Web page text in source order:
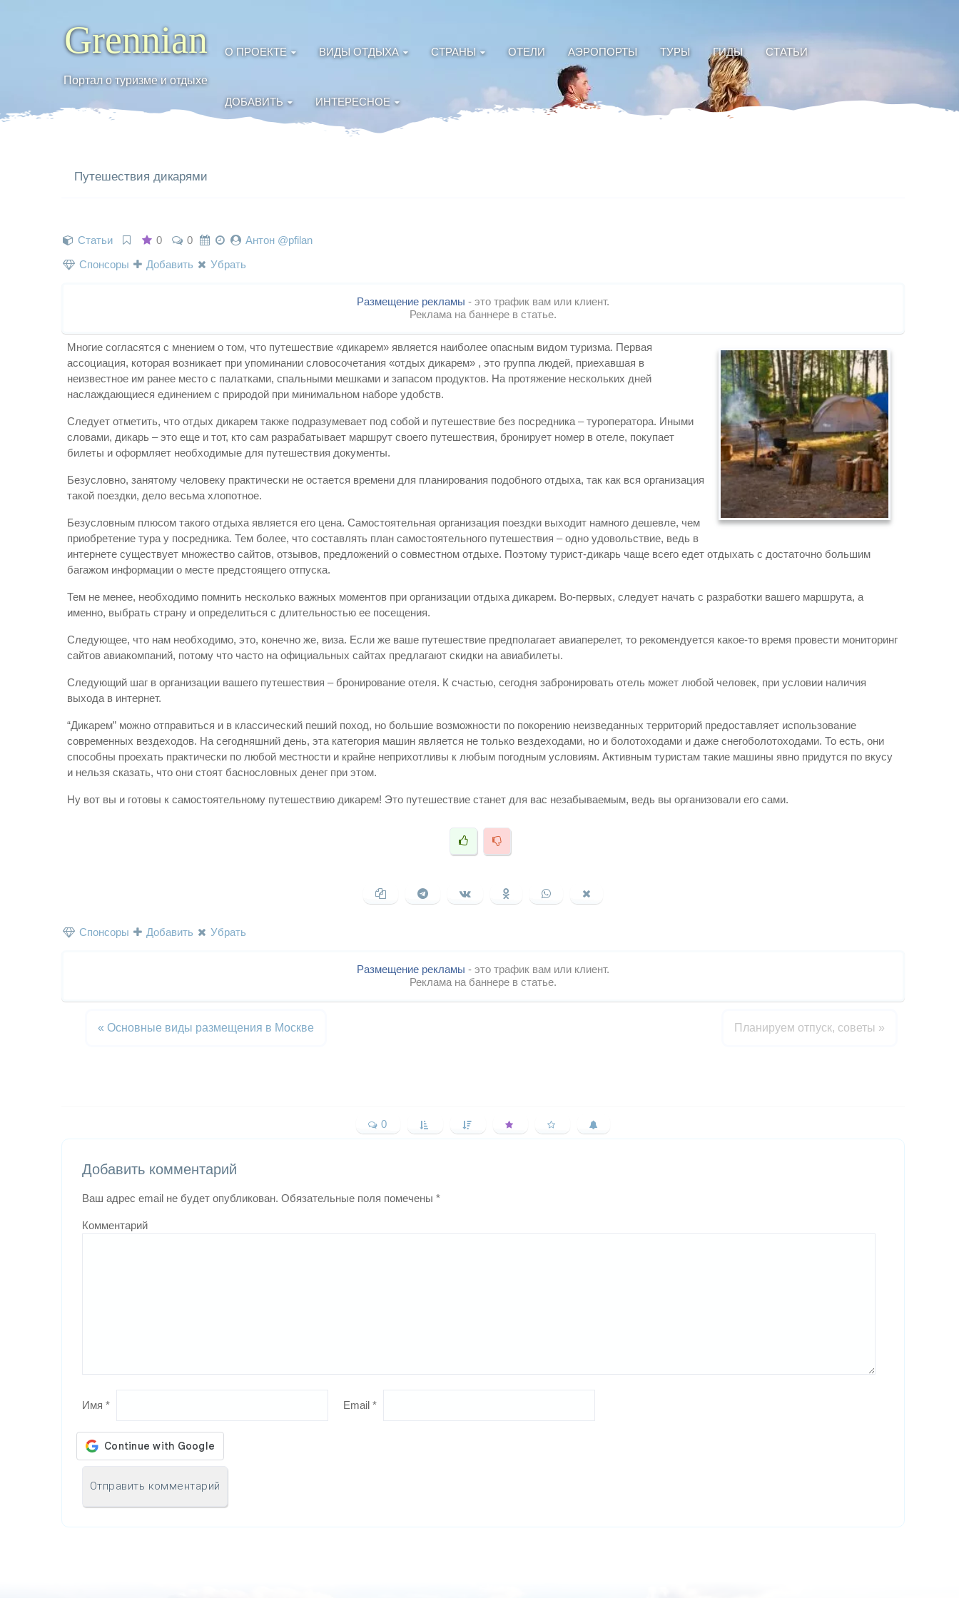
Grennian
Портал о туризме и отдыхе
О ПРОЕКТЕ ВИДЫ ОТДЫХА СТРАНЫ ОТЕЛИ АЭРОПОРТЫ ТУРЫ ГИДЫ СТАТЬИ
ДОБАВИТЬ ИНТЕРЕСНОЕ
Путешествия дикарями
Статьи 0 0
Антон @pfilan
Спонсоры
Добавить Убрать
Размещение рекламы - это трафик вам или клиент.
Реклама на баннере в статье.
Многие согласятся с мнением о том, что путешествие «дикарем» является наиболее опасным видом туризма. Первая
ассоциация, которая возникает при упоминании словосочетания «отдых дикарем» , это группа людей, приехавшая в
неизвестное им ранее место с палатками, спальными мешками и запасом продуктов. На протяжение нескольких дней
наслаждающиеся единением с природой при минимальном наборе удобств.
Следует отметить, что отдых дикарем также подразумевает под собой и путешествие без посредника – туроператора. Иными
словами, дикарь – это еще и тот, кто сам разрабатывает маршрут своего путешествия, бронирует номер в отеле, покупает
билеты и оформляет необходимые для путешествия документы.
Безусловно, занятому человеку практически не остается времени для планирования подобного отдыха, так как вся организация
такой поездки, дело весьма хлопотное.
Безусловным плюсом такого отдыха является его цена. Самостоятельная организация поездки выходит намного дешевле, чем
приобретение тура у посредника. Тем более, что составлять план самостоятельного путешествия – одно удовольствие, ведь в
интернете существует множество сайтов, отзывов, предложений о совместном отдыхе. Поэтому турист-дикарь чаще всего едет отдыхать с достаточно большим
багажом информации о месте предстоящего отпуска.
Тем не менее, необходимо помнить несколько важных моментов при организации отдыха дикарем. Во-первых, следует начать с разработки вашего маршрута, а
именно, выбрать страну и определиться с длительностью ее посещения.
Следующее, что нам необходимо, это, конечно же, виза. Если же ваше путешествие предполагает авиаперелет, то рекомендуется какое-то время провести мониторинг
сайтов авиакомпаний, потому что часто на официальных сайтах предлагают скидки на авиабилеты.
Следующий шаг в организации вашего путешествия – бронирование отеля. К счастью, сегодня забронировать отель может любой человек, при условии наличия
выхода в интернет.
“Дикарем” можно отправиться и в классический пеший поход, но большие возможности по покорению неизведанных территорий предоставляет использование
современных вездеходов. На сегодняшний день, эта категория машин является не только вездеходами, но и болотоходами и даже снегоболотоходами. То есть, они
способны проехать практически по любой местности и крайне неприхотливы к любым погодным условиям. Активным туристам такие машины явно придутся по вкусу
и нельзя сказать, что они стоят баснословных денег при этом.
Ну вот вы и готовы к самостоятельному путешествию дикарем! Это путешествие станет для вас незабываемым, ведь вы организовали его сами.
Спонсоры Добавить Убрать
Размещение рекламы - это трафик вам или клиент.
Реклама на баннере в статье.
« Основные виды размещения в Москве Планируем отпуск, советы »
0
Добавить комментарий
Ваш адрес email не будет опубликован. Обязательные поля помечены *
Комментарий
Имя * Email *